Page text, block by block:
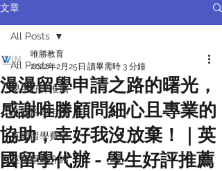
文章
All Posts
學生好評推薦
英國留學申請
英國留學費用
英國學校介紹
All Posts
漫漫留學申請之路的曙光，
感謝唯勝顧問細心且專業的
協助，幸好我沒放棄！｜英
國留學代辦 - 學生好評推薦
唯勝教育
2022年2月25日 讀畢需時 3 分鐘